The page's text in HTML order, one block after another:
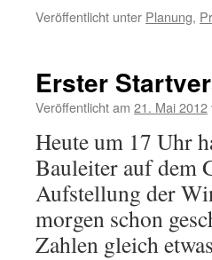
Veröffentlicht unter Planung,
Erster
Veröffentlicht am 21. Mai 2012
Heute um 17 Uhr
Bauleiter auf dem
Aufstellung der
morgen schon
Zahlen gleich